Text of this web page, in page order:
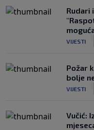
Gasol
KOŠARKA
Rudari
VIJESTI
Požar
bolje
VIJESTI
Vučić: